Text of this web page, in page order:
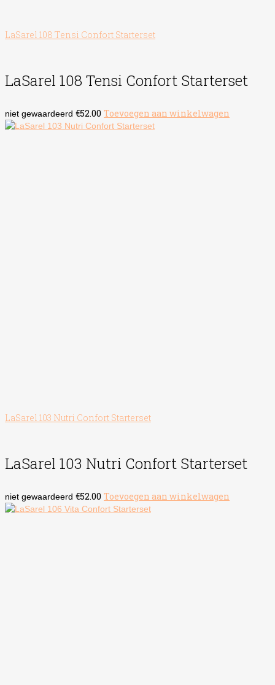
LaSarel 108 Tensi Confort Starterset
LaSarel 108 Tensi Confort Starterset
niet gewaardeerd €52.00 Toevoegen aan winkelwagen
LaSarel 103 Nutri Confort Starterset
LaSarel 103 Nutri Confort Starterset
niet gewaardeerd €52.00 Toevoegen aan winkelwagen